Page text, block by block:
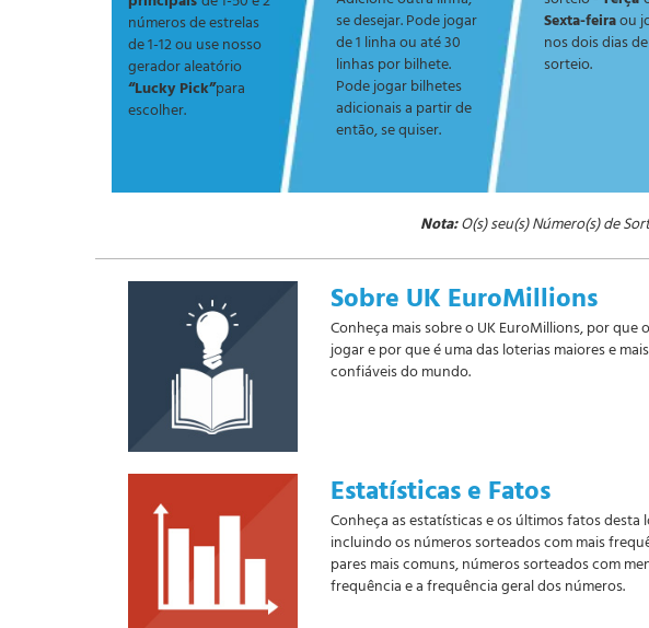
números de estrelas
de 1-12 ou use nosso
gerador aleatório
“Lucky Pick”para
escolher.
se desejar. Pode jogar
de 1 linha ou até 30
linhas por bilhete.
Pode jogar bilhetes
adicionais a partir de
então, se quiser.
Sexta-feiraou
nos dois dias de
sorteio.
Nota:O(s) seu(s) Número(s) de
Sobre UK EuroMillions
Conheça mais sobre o UK EuroMillions, por que
jogar e por que é uma das loterias maiores e mais
confiáveis do mundo.
Estatísticas e Fatos
Conheça as estatísticas e os últimos fatos desta
incluindo os números sorteados com mais
pares mais comuns, números sorteados com
frequência e a frequência geral dos números.